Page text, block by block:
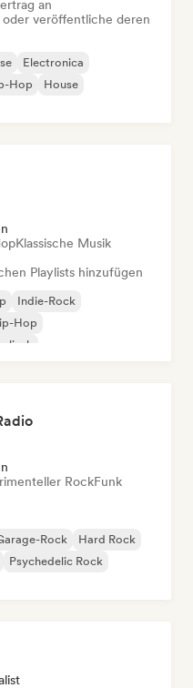
an
veröffentliche deren
Electronica
Hop
House
Klassische Musik
Playlists hinzufügen
Indie-Rock
Hop
RockFunk
Rock
Hard Rock
Psychedelic Rock